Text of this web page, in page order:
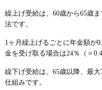
繰上げ受給は、60歳から65歳
法です。
1ヶ月繰上げるごとに年金額が
金を受け取る場合は24％（＝
繰下げ受給は、65歳以降、最
仕組みです。